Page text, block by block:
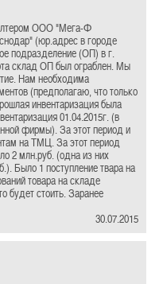
ООО "Мега-Ф
(юр.адрес в городе
подразделение (ОП) в г.
склад ОП был ограблен. Мы
Нам необходима
(предполагаю, что только
инвентаризация была
01.04.2015г. (в
фирмы). За этот период и
на ТМЦ. За этот период
2 млн.руб. (одна из них
Было 1 поступление твара на
товара на складе
будет стоить. Заранее
30.07.2015